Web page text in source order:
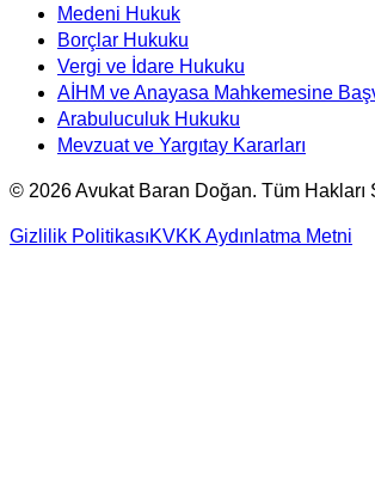
Medeni Hukuk
Borçlar Hukuku
Vergi ve İdare Hukuku
AİHM ve Anayasa Mahkemesine
Arabuluculuk Hukuku
Mevzuat ve Yargıtay Kararları
© 2026Avukat Baran Doğan. Tüm Hakları
Gizlilik PolitikasıKVKK Aydınlatma Metni